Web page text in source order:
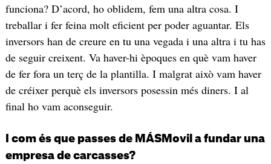
funciona? D’acord, ho oblidem, fem una altra cosa. I
treballar i fer feina molt eficient per poder aguantar. Els
inversors han de creure en tu una vegada i una altra i tu has
de seguir creixent. Va haver-hi èpoques en què vam haver
de fer fora un terç de la plantilla. I malgrat això vam haver
de créixer perquè els inversors posessin més diners. I al
final ho vam aconseguir.
I com és que passes de MÁSMovil a fundar una
empresa de carcasses?